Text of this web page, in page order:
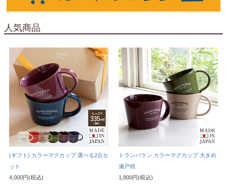
人気商品
(ギフト) カラーマグカップ 選べる2点セ
ット
4,000円(税込)
トランパラン カラーマグカップ 大きめ
瀬戸焼
1,800円(税込)